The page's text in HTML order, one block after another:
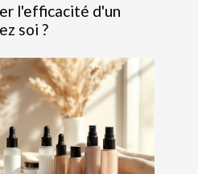
l'efficacité d'un
soi ?